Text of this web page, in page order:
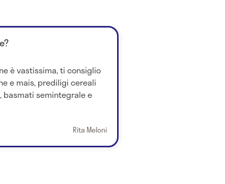
è vastissima, ti consiglio
e mais, prediligi cereali
basmati semintegrale e
Rita Meloni